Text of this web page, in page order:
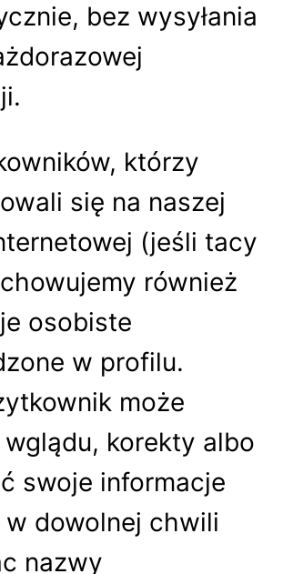
bez wysyłania
którzy
się na naszej
(jeśli tacy
również
osobiste
w profilu.
może
korekty albo
swoje informacje
dowolnej chwili
nazwy